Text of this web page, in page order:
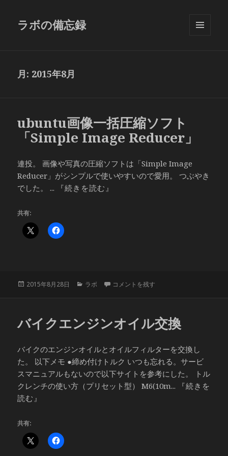
ラボの備忘録
月: 2015年8月
ubuntu画像一括圧縮ソフト
「Simple Image Reducer」
連投。 画像や写真の圧縮ソフトは「Simple Image
Reducer」がシンプルで使いやすいので愛用。 つぶやき
でした。 ...
『続きを読む』
共有:
投
2015年8月28日
カ
ー
ラボ ubuntu画像一括圧縮ソフト「Simple
コメントを残す
バイクエンジンオイル交換
バイクのエンジンオイルとオイルフィルターを交換し
た。 以下メモ ●締め付けトルク いつも忘れる。サービ
スマニュアルもないので以下サイトを参考にした。 トル
クレンチの使い方（プリセット型） M6(10m...
『続きを
読む』
共有: